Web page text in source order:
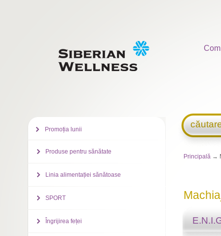
Principală →
Promoția lunii
Produse pentru sănătate
Linia alimentației sănătoase
SPORT
Îngrijirea feței